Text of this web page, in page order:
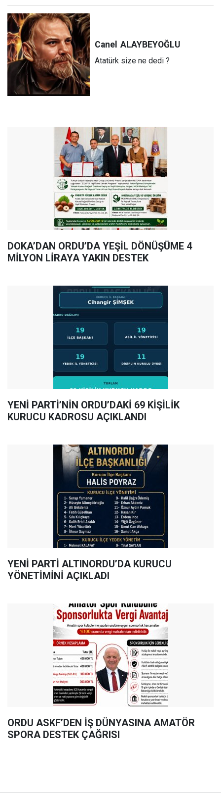
Canel ALAYBEYOĞLU
Atatürk size ne dedi ?
DOKA’DAN ORDU’DA YEŞİL DÖNÜŞÜME 4
MİLYON LİRAYA YAKIN DESTEK
YENİ PARTİ’NİN ORDU’DAKİ 69 KİŞİLİK
KURUCU KADROSU AÇIKLANDI
YENİ PARTİ ALTINORDU’DA KURUCU
YÖNETİMİNİ AÇIKLADI
ORDU ASKF’DEN İŞ DÜNYASINA AMATÖR
SPORA DESTEK ÇAĞRISI